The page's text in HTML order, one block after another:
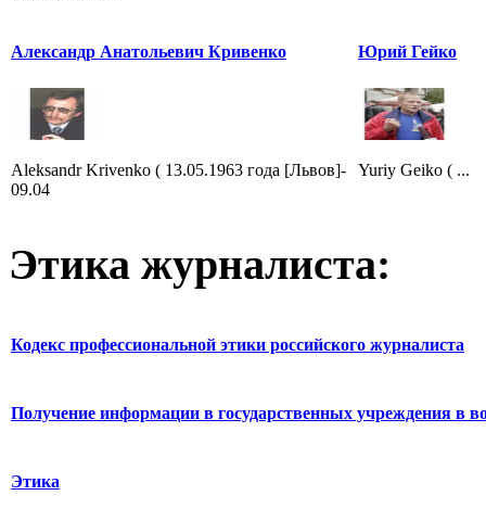
Александр Анатольевич Кривенко
Aleksandr Krivenko ( 13.05.1963 года [Львов]-
09.04
Юрий Гейко
Yuriy Geiko ( ...
Этика журналиста:
Кодекс профессиональной этики российского журналиста
Получение информации в государственных учреждения в
Этика